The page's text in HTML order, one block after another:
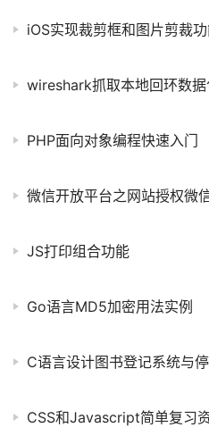
iOS实现裁剪框和图片剪裁
wireshark抓取本地回环数
PHP面向对象编程快速入门
微信开放平台之网站授权微
JS打印组合功能
Go语言MD5加密用法实例
C语言设计图书登记系统与
CSS和Javascript简单复习